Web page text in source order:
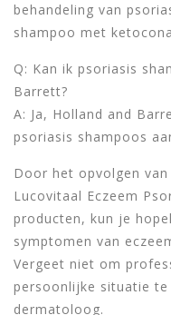
behandeling van
shampoo met
Q: Kan ik psoriasis
Barrett?
A: Ja, Holland and
psoriasis shampoos
Door het opvolgen
Lucovitaal Eczeem
producten, kun je
symptomen van
Vergeet niet om
persoonlijke situatie te
dermatoloog.